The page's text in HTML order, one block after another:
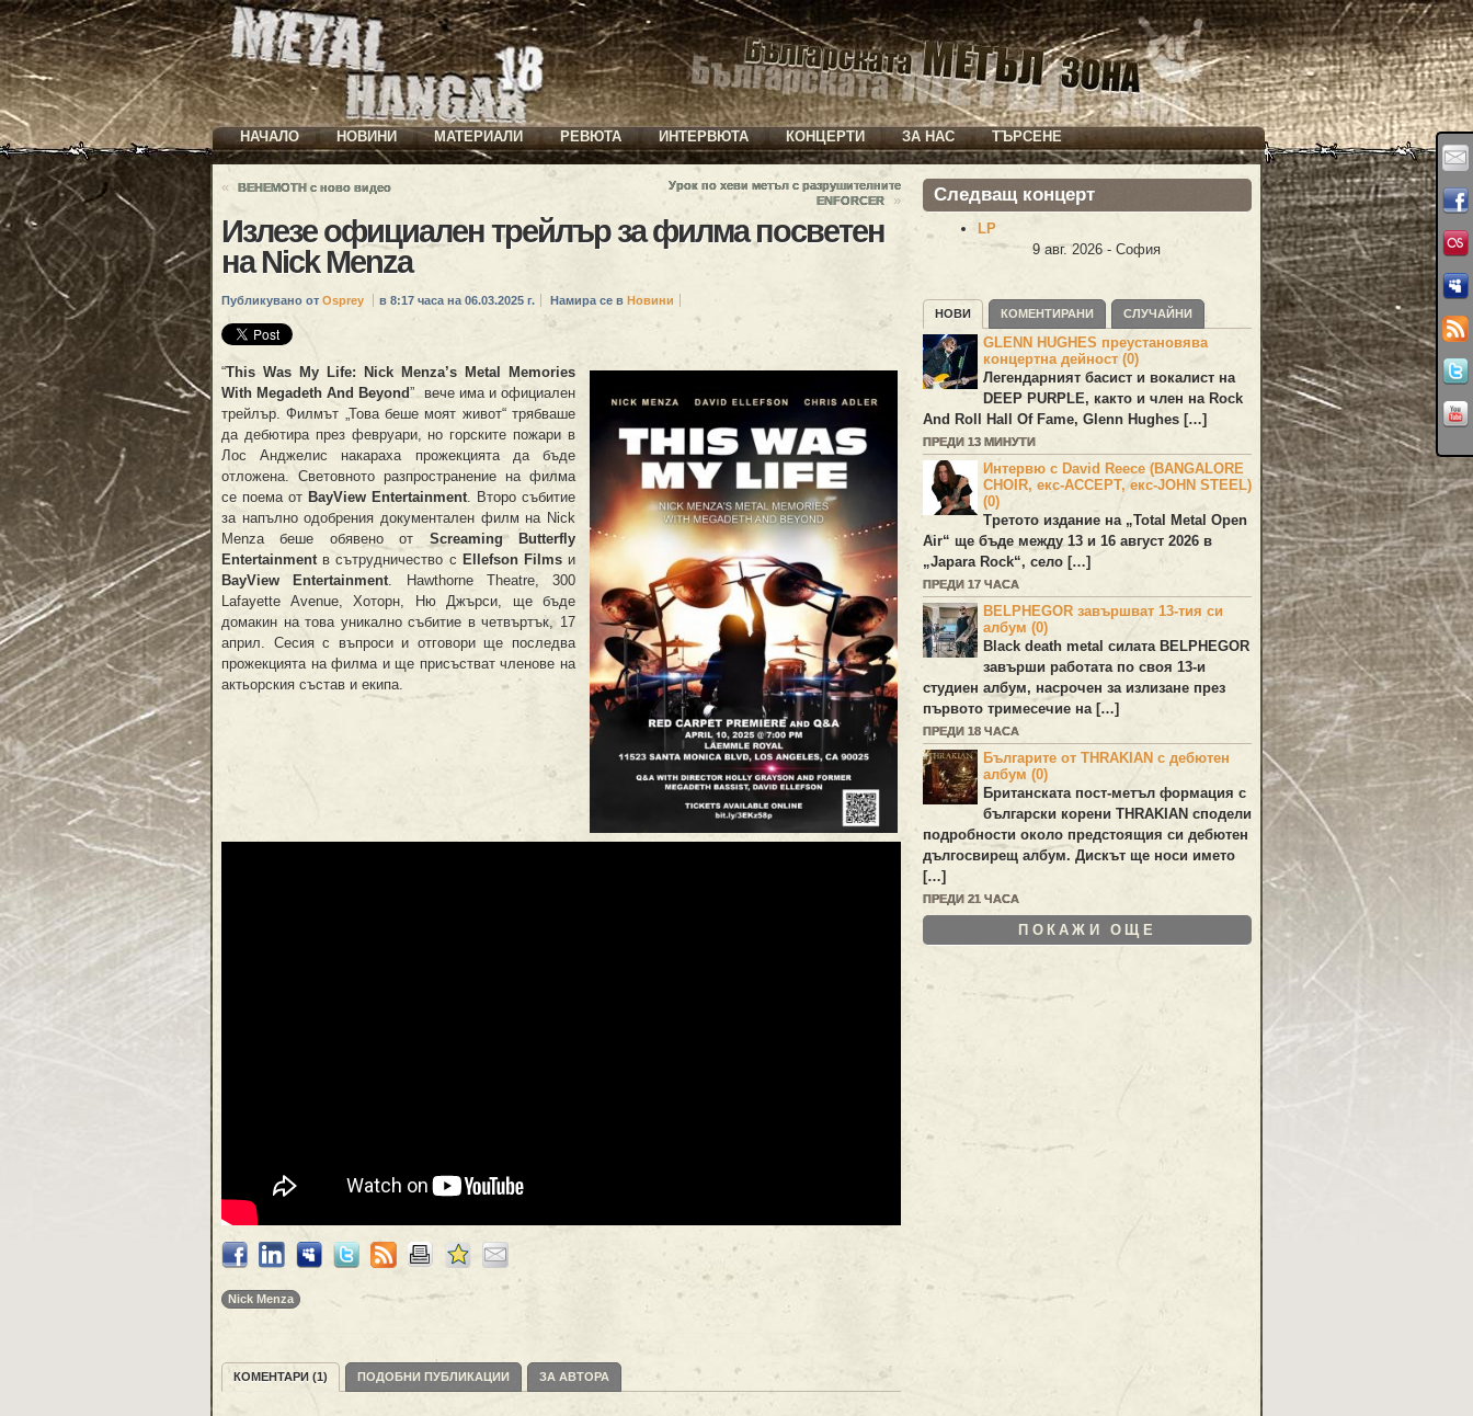
НАЧАЛО НОВИНИ МАТЕРИАЛИ РЕВЮТА ИНТЕРВЮТА КОНЦЕРТИ ЗА НАС ТЪРСЕНЕ
« BEHEMOTH с ново видео
Урок по хеви метъл с разрушителните
ENFORCER
»
Излезе официален трейлър за филма посветен
на Nick Menza
Публикувано от Osprey в 8:17 часа на 06.03.2025 г. Намира се в Новини
“This Was My Life: Nick Menza’s Metal Memories
With Megadeth And Beyond” вече има и официален
трейлър. Филмът „Това беше моят живот“ трябваше
да дебютира през февруари, но горските пожари в
Лос Анджелис накараха прожекцията да бъде
отложена. Световното разпространение на филма
се поема от BayView Entertainment . Второ събитие
за напълно одобрения документален филм на Nick
Menza беше обявено от Screaming Butterfly
Entertainment в сътрудничество с Ellefson Filmsи
BayView Entertainment . Hawthorne Theatre, 300
Lafayette Avenue, Хоторн, Ню Джърси, ще бъде
домакин на това уникално събитие в четвъртък, 17
април. Сесия с въпроси и отговори ще последва
прожекцията на филма и ще присъстват членове на
актьорския състав и екипа.
Nick Menza
КОМЕНТАРИ (1) ПОДОБНИ ПУБЛИКАЦИИ ЗА АВТОРА
Следващ концерт
LP
9 авг. 2026 - София
НОВИ КОМЕНТИРАНИ СЛУЧАЙНИ
GLENN HUGHES преустановява
концертна дейност (0)
Легендарният басист и вокалист на
DEEP PURPLE, както и член на Rock
And Roll Hall Of Fame, Glenn Hughes […]
ПРЕДИ 13 МИНУТИ
Интервю с David Reece (BANGALORE
CHOIR, екс-ACCEPT, екс-JOHN STEEL)
(0)
Третото издание на „Total Metal Open
Air“ ще бъде между 13 и 16 август 2026 в
„Japara Rock“, село […]
ПРЕДИ 17 ЧАСА
BELPHEGOR завършват 13-тия си
албум (0)
Black death metal силата BELPHEGOR
завърши работата по своя 13-и
студиен албум, насрочен за излизане през
първото тримесечие на […]
ПРЕДИ 18 ЧАСА
Българите от THRAKIAN с дебютен
албум (0)
Британската пост-метъл формация с
български корени THRAKIAN сподели
подробности около предстоящия си дебютен
дългосвирещ албум. Дискът ще носи името
[…]
ПРЕДИ 21 ЧАСА
ПОКАЖИ ОЩЕ